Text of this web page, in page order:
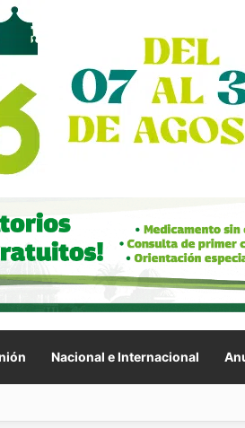
Nacional e Internacional
pastizales